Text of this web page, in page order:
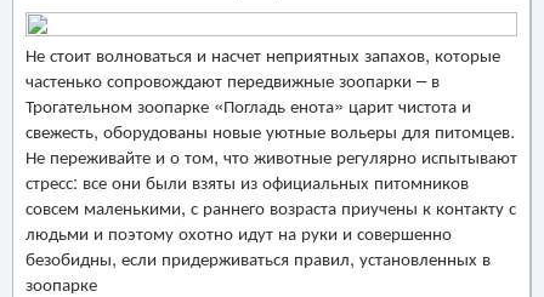
Не стоит волноваться и насчет неприятных запахов, которые
частенько сопровождают передвижные зоопарки – в
Трогательном зоопарке «Погладь енота» царит чистота и
свежесть, оборудованы новые уютные вольеры для питомцев.
Не переживайте и о том, что животные регулярно испытывают
стресс: все они были взяты из официальных питомников
совсем маленькими, с раннего возраста приучены к контакту с
людьми и поэтому охотно идут на руки и совершенно
безобидны, если придерживаться правил, установленных в
зоопарке